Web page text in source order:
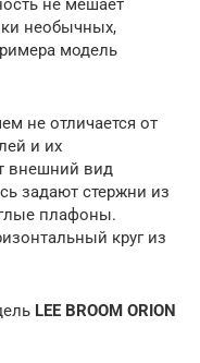
не мешает
необычных,
модель
не отличается от
и их
внешний вид
задают стержни из
плафоны.
круг из
LEE BROOM ORION